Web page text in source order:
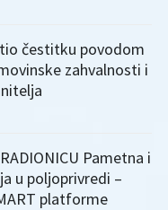
čestitku povodom
zahvalnosti i
Pametna i
u poljoprivredi –
platforme